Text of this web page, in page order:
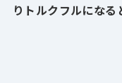
りトルクフルになる